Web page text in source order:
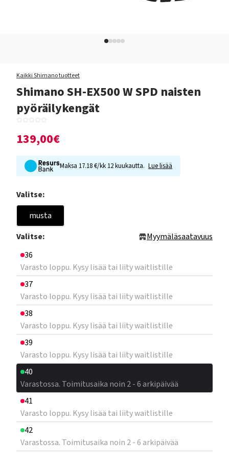
Kaikki Shimano tuotteet
Shimano SH-EX500 W SPD naisten
pyöräilykengät
139,00€
Maksa 17.18 €/kk 12 kuukautta. Lue lisää
Valitse:
musta
Valitse:
Myymäläsaatavuus
36
Varasto loppu. Kysy lisää tai liity waitlistille
37
Varasto loppu. Kysy lisää tai liity waitlistille
38
Varasto loppu. Kysy lisää tai liity waitlistille
39
Varasto loppu. Kysy lisää tai liity waitlistille
40
Varastossa. Toimitusaika noin 2 - 6 arkipäivää
41
Varasto loppu. Kysy lisää tai liity waitlistille
42
Varastossa. Toimitusaika noin 2 - 6 arkipäivää